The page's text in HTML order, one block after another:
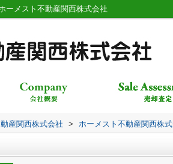
メスト不動産関西株式会社
産関西株式会社 > ホーメスト不動産関西株